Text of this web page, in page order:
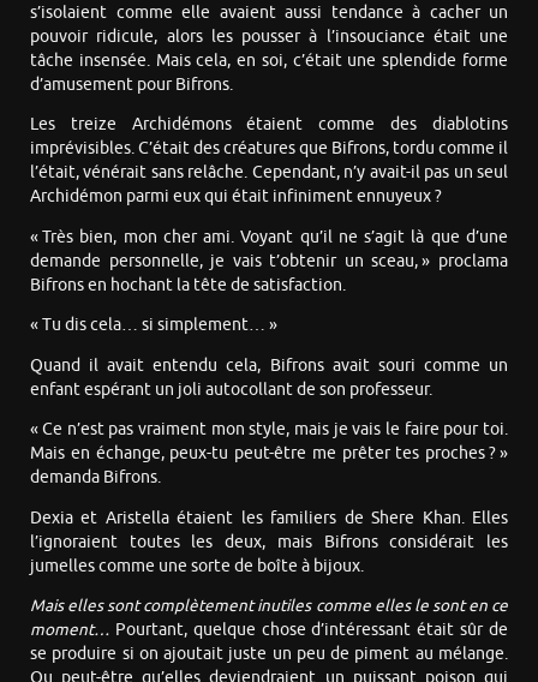
s’isolaient comme elle avaient aussi tendance à cacher un
pouvoir ridicule, alors les pousser à l’insouciance était une
tâche insensée. Mais cela, en soi, c’était une splendide forme
d’amusement pour Bifrons.
Les treize Archidémons étaient comme des diablotins
imprévisibles. C’était des créatures que Bifrons, tordu comme il
l’était, vénérait sans relâche. Cependant, n’y avait-il pas un seul
Archidémon parmi eux qui était infiniment ennuyeux ?
« Très bien, mon cher ami. Voyant qu’il ne s’agit là que d’une
demande personnelle, je vais t’obtenir un sceau, » proclama
Bifrons en hochant la tête de satisfaction.
« Tu dis cela… si simplement… »
Quand il avait entendu cela, Bifrons avait souri comme un
enfant espérant un joli autocollant de son professeur.
« Ce n’est pas vraiment mon style, mais je vais le faire pour toi.
Mais en échange, peux-tu peut-être me prêter tes proches ? »
demanda Bifrons.
Dexia et Aristella étaient les familiers de Shere Khan. Elles
l’ignoraient toutes les deux, mais Bifrons considérait les
jumelles comme une sorte de boîte à bijoux.
Mais elles sont complètement inutiles comme elles le sont en ce
moment… Pourtant, quelque chose d’intéressant était sûr de
se produire si on ajoutait juste un peu de piment au mélange.
Ou peut-être qu’elles deviendraient un puissant poison qui